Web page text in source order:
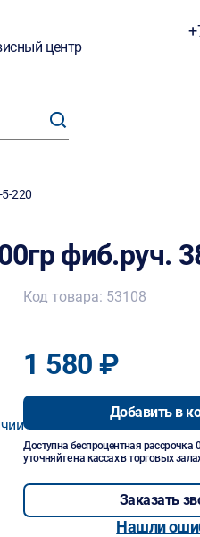
центр
220
фиб.руч.
Код товара: 53108
1 580 ₽
Добавить в
Доступна беспроцентная рассрочка
уточняйте на кассах в торговых
Заказать
Нашли